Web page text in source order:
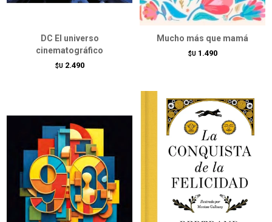
DC El universo
cinematográfico
$U 2.490
Mucho más que mamá
$U 1.490